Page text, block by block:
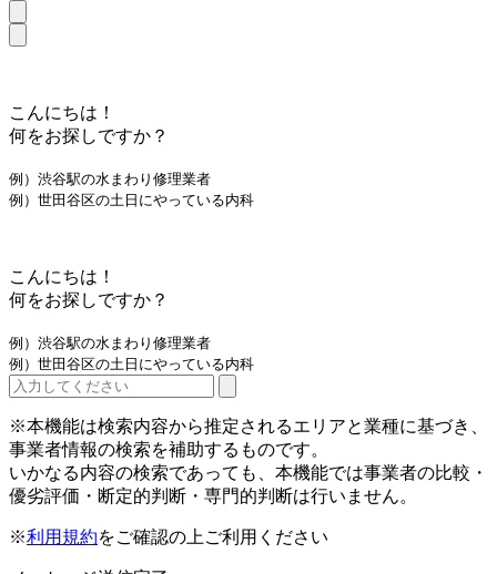
こんにちは！
何をお探しですか？
例）渋谷駅の水まわり修理業者
例）世田谷区の土日にやっている内科
こんにちは！
何をお探しですか？
例）渋谷駅の水まわり修理業者
例）世田谷区の土日にやっている内科
※本機能は検索内容から推定されるエリアと業種に基づき、
事業者情報の検索を補助するものです。
いかなる内容の検索であっても、本機能では事業者の比較・
優劣評価・断定的判断・専門的判断は行いません。
※利用規約をご確認の上ご利用ください